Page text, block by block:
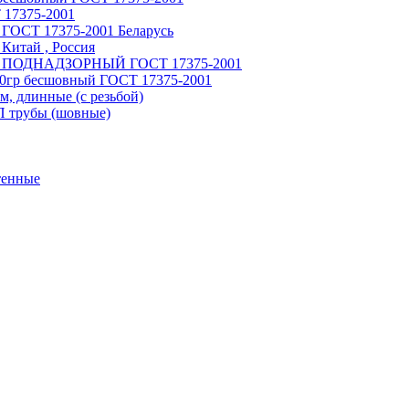
2001
17375-2001 Беларусь
, Россия
ПОДНАДЗОРНЫЙ ГОСТ 17375-2001
бесшовный ГОСТ 17375-2001
длинные (с резьбой)
трубы (шовные)